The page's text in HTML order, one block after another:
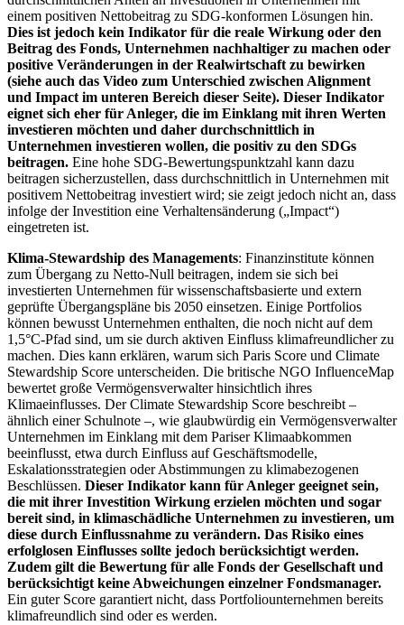
einem positiven Nettobeitrag zu SDG-konformen Lösungen hin.
Dies ist jedoch kein Indikator für die reale Wirkung oder den
Beitrag des Fonds, Unternehmen nachhaltiger zu machen oder
positive Veränderungen in der Realwirtschaft zu bewirken
(siehe auch das Video zum Unterschied zwischen Alignment
und Impact im unteren Bereich dieser Seite). Dieser Indikator
eignet sich eher für Anleger, die im Einklang mit ihren Werten
investieren möchten und daher durchschnittlich in
Unternehmen investieren wollen, die positiv zu den SDGs
beitragen. Eine hohe SDG-Bewertungspunktzahl kann dazu
beitragen sicherzustellen, dass durchschnittlich in Unternehmen mit
positivem Nettobeitrag investiert wird; sie zeigt jedoch nicht an, dass
infolge der Investition eine Verhaltensänderung („Impact“)
eingetreten ist.
Klima-Stewardship des Managements: Finanzinstitute können
zum Übergang zu Netto-Null beitragen, indem sie sich bei
investierten Unternehmen für wissenschaftsbasierte und extern
geprüfte Übergangspläne bis 2050 einsetzen. Einige Portfolios
können bewusst Unternehmen enthalten, die noch nicht auf dem
1,5°C-Pfad sind, um sie durch aktiven Einfluss klimafreundlicher zu
machen. Dies kann erklären, warum sich Paris Score und Climate
Stewardship Score unterscheiden. Die britische NGO InfluenceMap
bewertet große Vermögensverwalter hinsichtlich ihres
Klimaeinflusses. Der Climate Stewardship Score beschreibt –
ähnlich einer Schulnote –, wie glaubwürdig ein Vermögensverwalter
Unternehmen im Einklang mit dem Pariser Klimaabkommen
beeinflusst, etwa durch Einfluss auf Geschäftsmodelle,
Eskalationsstrategien oder Abstimmungen zu klimabezogenen
Beschlüssen. Dieser Indikator kann für Anleger geeignet sein,
die mit ihrer Investition Wirkung erzielen möchten und sogar
bereit sind, in klimaschädliche Unternehmen zu investieren, um
diese durch Einflussnahme zu verändern. Das Risiko eines
erfolglosen Einflusses sollte jedoch berücksichtigt werden.
Zudem gilt die Bewertung für alle Fonds der Gesellschaft und
berücksichtigt keine Abweichungen einzelner Fondsmanager.
Ein guter Score garantiert nicht, dass Portfoliounternehmen bereits
klimafreundlich sind oder es werden.